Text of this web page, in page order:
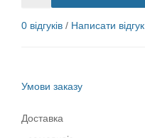
0 відгуків / Написати відгук
Умови заказу
Доставка